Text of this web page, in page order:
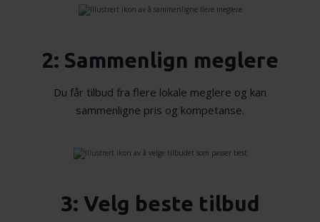
2: Sammenlign meglere
Du får tilbud fra flere lokale meglere og kan
sammenligne pris og kompetanse.
3: Velg beste tilbud